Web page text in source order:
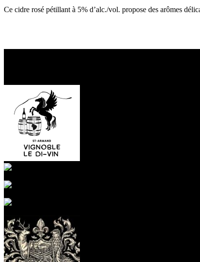
Ce cidre rosé pétillant à 5% d’alc./vol. propose des arômes